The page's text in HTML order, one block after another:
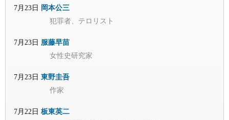
7月23日 岡本公三
犯罪者、テロリスト
7月23日 服藤早苗
女性史研究家
7月23日 東野圭吾
作家
7月22日 板東英二